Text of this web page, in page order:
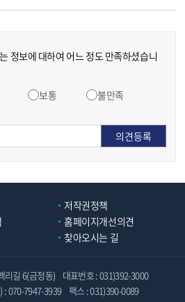
정보에 대하여 어느 정도 만족하셨습니
보통
불만족
저작권정책
홈페이지개선의견
찾아오시는 길
리길 6(금정동)
대표번호 : 031)392-3000
: 070-7947-3939 팩스 : 031)390-0089